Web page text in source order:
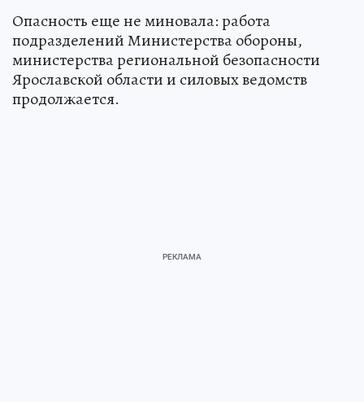
Опасность еще не миновала: работа
подразделений Министерства обороны,
министерства региональной безопасности
Ярославской области и силовых ведомств
продолжается.